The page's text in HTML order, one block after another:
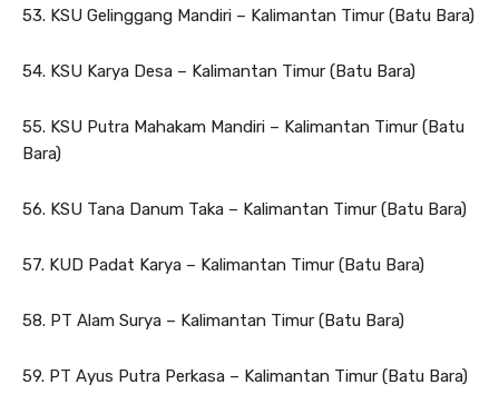
53. KSU Gelinggang Mandiri – Kalimantan Timur (Batu Bara)
54. KSU Karya Desa – Kalimantan Timur (Batu Bara)
55. KSU Putra Mahakam Mandiri – Kalimantan Timur (Batu
Bara)
56. KSU Tana Danum Taka – Kalimantan Timur (Batu Bara)
57. KUD Padat Karya – Kalimantan Timur (Batu Bara)
58. PT Alam Surya – Kalimantan Timur (Batu Bara)
59. PT Ayus Putra Perkasa – Kalimantan Timur (Batu Bara)